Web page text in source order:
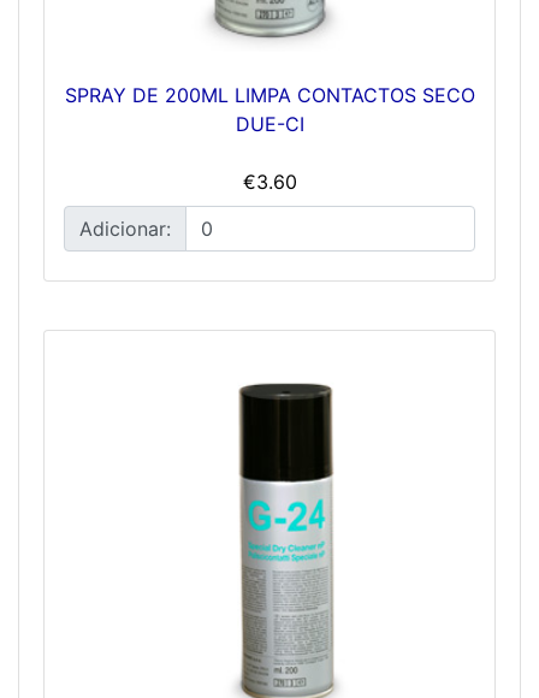
SPRAY DE 200ML LIMPA CONTACTOS SECO
DUE-CI
€3.60
Adicionar: